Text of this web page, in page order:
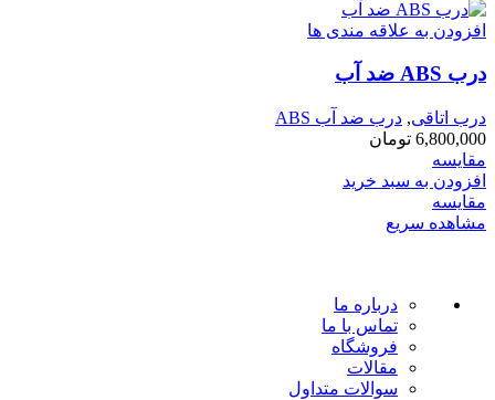
افزودن به علاقه مندی ها
درب ABS ضد آب
درب اتاقی, درب ضد آب ABS
6,800,000 تومان
مقایسه
افزودن به سبد خرید
مقایسه
مشاهده سریع
درباره ما
تماس با ما
فروشگاه
مقالات
سوالات متداول